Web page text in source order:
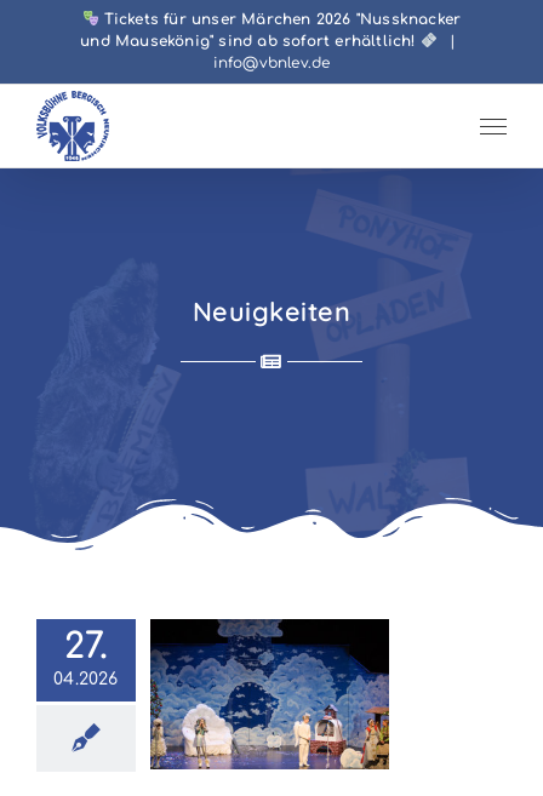
Tickets für unser Märchen 2026 "Nussknacker
und Mausekönig" sind ab sofort erhältlich!
info@vbnlev.de
Neuigkeiten
27.
04.2026
Spielplan
Allgemein